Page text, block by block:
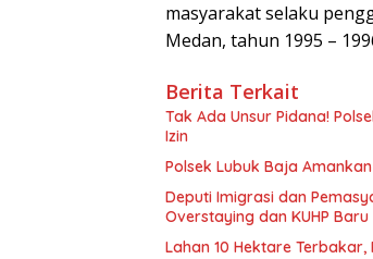
masyarakat selaku
Medan, tahun 1995 –
Berita Terkait
Tak Ada Unsur Pidana!
Izin
Polsek Lubuk Baja
Deputi Imigrasi dan
Overstaying dan KUHP Baru
Lahan 10 Hektare